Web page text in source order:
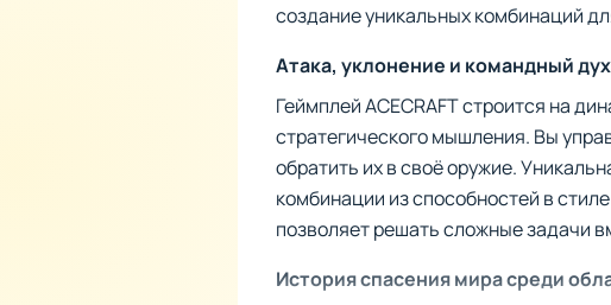
создание уникальных комбинаций
Атака, уклонение и командный дух
Геймплей ACECRAFT строится на
стратегического мышления. Вы
обратить их в своё оружие.
комбинации из способностей в
позволяет решать сложные задачи
История спасения мира среди